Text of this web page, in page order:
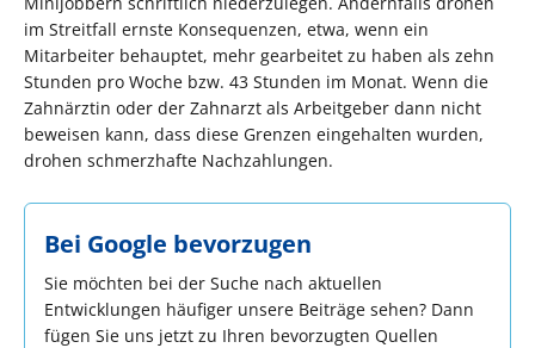
im Streitfall ernste Konsequenzen, etwa, wenn ein
Mitarbeiter behauptet, mehr gearbeitet zu haben als zehn
Stunden pro Woche bzw. 43 Stunden im Monat. Wenn die
Zahnärztin oder der Zahnarzt als Arbeitgeber dann nicht
beweisen kann, dass diese Grenzen eingehalten wurden,
drohen schmerzhafte Nachzahlungen.
Bei Google bevorzugen
Sie möchten bei der Suche nach aktuellen
Entwicklungen häufiger unsere Beiträge sehen? Dann
fügen Sie uns jetzt zu Ihren bevorzugten Quellen